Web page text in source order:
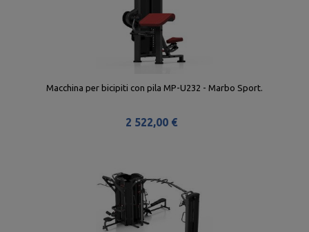
Macchina per bicipiti con pila MP-U232 - Marbo Sport.
2 522,00 €